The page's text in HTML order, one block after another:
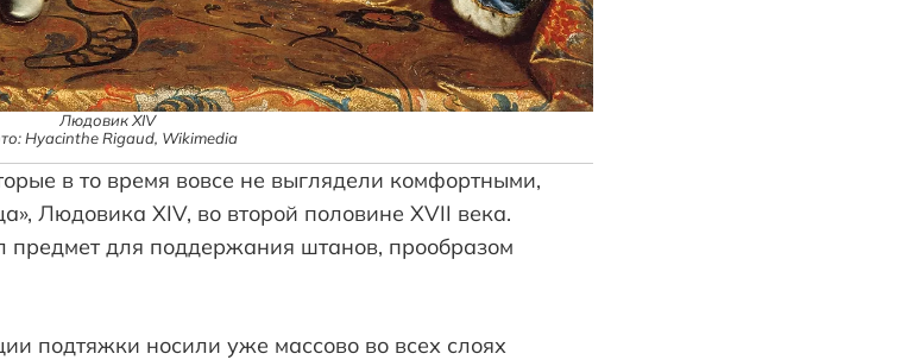
Людовик XIV
Hyacinthe Rigaud, Wikimedia
в то время вовсе не выглядели комфортными,
Людовика XIV, во второй половине XVII века.
предмет для поддержания штанов, прообразом
подтяжки носили уже массово во всех слоях